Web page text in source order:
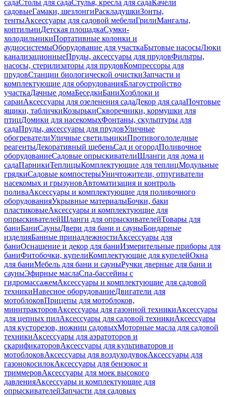
садаСтолы для садаСтулья, кресла для садаКачели
садовыеГамаки, шезлонгиРаскладушкиЗонты,
тентыАксессуары для садовой мебелиГрилиМангалы,
коптильниДетская площадкаСумки-
холодильникиПортативные колонки и
аудиосистемыОборудование для участкаБытовые насосыЛюки
канализационныеПруды, аксессуары для прудовФильтры,
насосы, стерилизаторы для прудовКомпрессоры для
прудовСтанции биологической очисткиЗапчасти и
комплектующие для оборудованияБлагоустройство
участкаДачные домаБеседкиБаниХозблоки и
сараиАксессуары для озеленения садаДекор для садаПочтовые
ящики, табличкиКозырькиСкворечники, кормушки для
птицДомики для насекомыхФонтаны, скульптуры для
садаПруды, аксессуары для прудовУличные
обогревателиУличные светильникиПротивогололедные
реагентыДекоративный щебеньСад и огородПоливочное
оборудованиеСадовые опрыскивателиШланги для дома и
садаПарникиТеплицыКомплектующие для теплицМодульные
грядкиСадовые компостерыУничтожители, отпугиватели
насекомых и грызуновАвтоматизация и контроль
поливаАксессуары и комплектующие для поливочного
оборудованияУкрывные материалыБочки, баки
пластиковыеАксессуары и комплектующие для
опрыскивателейШланги для опрыскивателейТовары для
баниБаниСауныДвери для бани и сауныБондарные
изделияБанные принадлежностиАксессуары для
баниОснащение и декор для баниИзмерительные приборы для
баниФитобочки, купелиКомплектующие для купелейОкна
для баниМебель для бани и сауныРучки дверные для бани и
сауныЭфирные маслаСпа-бассейны с
гидромассажемАксессуары и комплектующие для садовой
техникиНавесное оборудованиеДвигатели для
мотоблоковПрицепы для мотоблоков,
минитракторовАксессуары для газонной техникиАксессуары
для цепных пилАксессуары для садовой техникиАксессуары
для кусторезов, ножниц садовыхМоторные масла для садовой
техникиАксессуары для аэратоторов и
скарификаторовАксессуары для культиваторов и
мотоблоковАксессуары для воздуходувокАксессуары для
газонокосилокАксессуары для бензокос и
триммеровАксессуары для моек высокого
давленияАксессуары и комплектующие для
опрыскивателейЗапчасти для садовых